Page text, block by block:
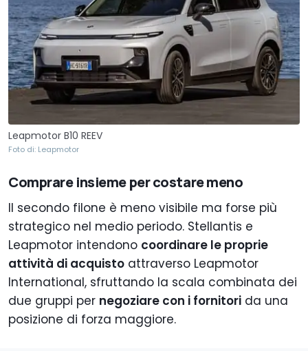
Leapmotor B10 REEV
Foto di: Leapmotor
Comprare insieme per costare meno
Il secondo filone è meno visibile ma forse più
strategico nel medio periodo. Stellantis e
Leapmotor intendono coordinare le proprie
attività di acquisto attraverso Leapmotor
International, sfruttando la scala combinata dei
due gruppi per negoziare con i fornitori da una
posizione di forza maggiore.